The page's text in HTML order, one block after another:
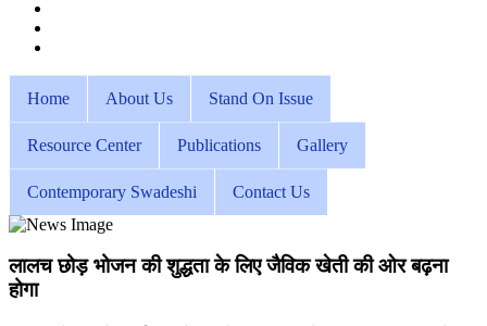
Home About Us Stand On Issue
Resource Center Publications Gallery
Contemporary Swadeshi Contact Us
लालच छोड़ भोजन की शुद्धता के लिए जैविक खेती की ओर बढ़ना
होगा